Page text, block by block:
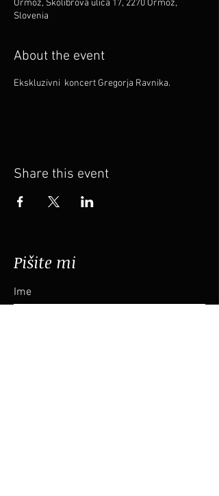
Ormož, Skolibrova ulica 17, 2270 Ormož,
Slovenia
About the event
Ekskluzivni  koncert Gregorja Ravnika.
Share this event
Pišite mi
Ime